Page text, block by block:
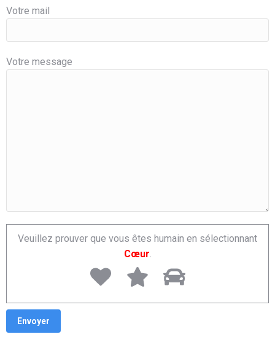
Votre mail
Votre message
Veuillez prouver que vous êtes humain en sélectionnant
Cœur.